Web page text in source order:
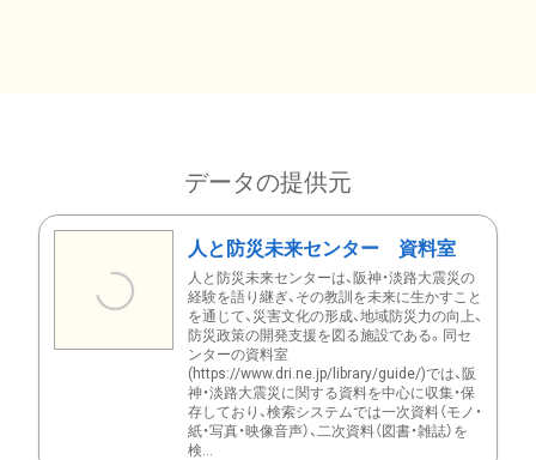
データの提供元
人と防災未来センター 資料室
人と防災未来センターは、阪神・淡路大震災の
経験を語り継ぎ、その教訓を未来に生かすこと
を通じて、災害文化の形成、地域防災力の向上、
防災政策の開発支援を図る施設である。同セ
ンターの資料室
(https://www.dri.ne.jp/library/guide/)では、阪
神・淡路大震災に関する資料を中心に収集・保
存しており、検索システムでは一次資料（モノ・
紙・写真・映像音声）、二次資料（図書・雑誌）を
検...